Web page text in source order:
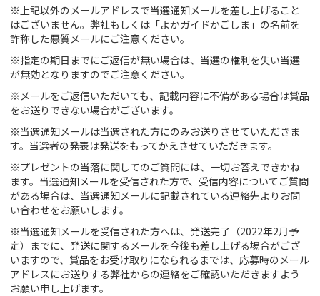
※上記以外のメールアドレスで当選通知メールを差し上げること
はございません。弊社もしくは「よかガイドかごしま」の名前を
詐称した悪質メールにご注意ください。
※指定の期日までにご返信が無い場合は、当選の権利を失い当選
が無効となりますのでご注意ください。
※メールをご返信いただいても、記載内容に不備がある場合は賞品
をお送りできない場合がございます。
※当選通知メールは当選された方にのみお送りさせていただきま
す。当選者の発表は発送をもってかえさせていただきます。
※プレゼントの当落に関してのご質問には、一切お答えできかね
ます。当選通知メールを受信された方で、受信内容についてご質問
がある場合は、当選通知メールに記載されている連絡先よりお問
い合わせをお願いします。
※当選通知メールを受信された方へは、発送完了（2022年2月予
定）までに、発送に関するメールを今後も差し上げる場合がござ
いますので、賞品をお受け取りになられるまでは、応募時のメール
アドレスにお送りする弊社からの連絡をご確認いただきますよう
お願い申し上げます。